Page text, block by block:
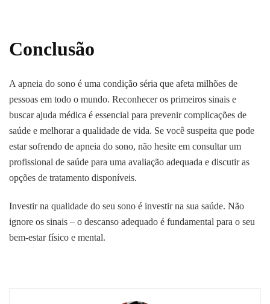
Conclusão
A apneia do sono é uma condição séria que afeta milhões de
pessoas em todo o mundo. Reconhecer os primeiros sinais e
buscar ajuda médica é essencial para prevenir complicações de
saúde e melhorar a qualidade de vida. Se você suspeita que pode
estar sofrendo de apneia do sono, não hesite em consultar um
profissional de saúde para uma avaliação adequada e discutir as
opções de tratamento disponíveis.
Investir na qualidade do seu sono é investir na sua saúde. Não
ignore os sinais – o descanso adequado é fundamental para o seu
bem-estar físico e mental.